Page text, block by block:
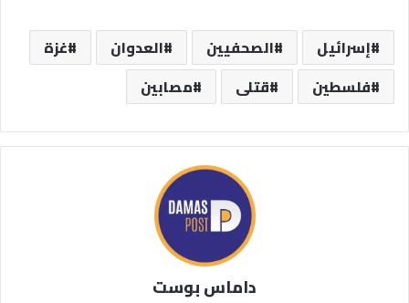
إسرائيل الصحفيين العدوان
غزة
فلسطين
قتلى مصابين
داماس بوست